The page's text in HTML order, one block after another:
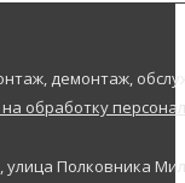
демонтаж,
на обработку
улица Полковника